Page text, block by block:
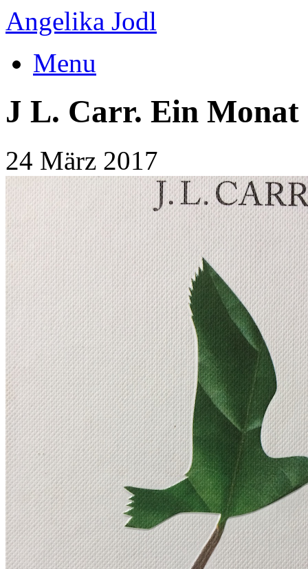
Angelika Jodl
Menu
J L. Carr. Ein Monat
24 März 2017